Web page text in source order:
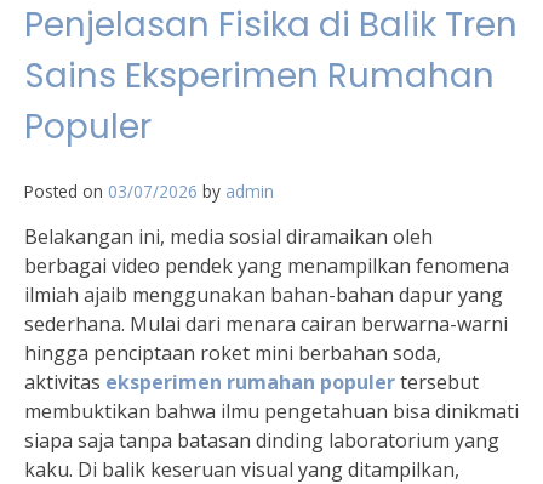
Penjelasan Fisika di Balik Tren
Sains Eksperimen Rumahan
Populer
Posted on 03/07/2026 by admin
Belakangan ini, media sosial diramaikan oleh
berbagai video pendek yang menampilkan fenomena
ilmiah ajaib menggunakan bahan-bahan dapur yang
sederhana. Mulai dari menara cairan berwarna-warni
hingga penciptaan roket mini berbahan soda,
aktivitas eksperimen rumahan populertersebut
membuktikan bahwa ilmu pengetahuan bisa dinikmati
siapa saja tanpa batasan dinding laboratorium yang
kaku. Di balik keseruan visual yang ditampilkan,